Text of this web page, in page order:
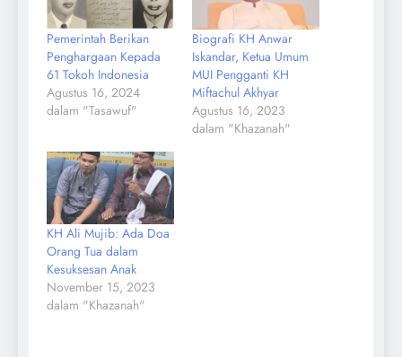
Pemerintah Berikan
Penghargaan Kepada
61 Tokoh Indonesia
Agustus 16, 2024
dalam "Tasawuf"
Biografi KH Anwar
Iskandar, Ketua Umum
MUI Pengganti KH
Miftachul Akhyar
Agustus 16, 2023
dalam "Khazanah"
KH Ali Mujib: Ada Doa
Orang Tua dalam
Kesuksesan Anak
November 15, 2023
dalam "Khazanah"